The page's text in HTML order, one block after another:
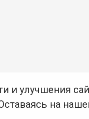
и улучшения
на